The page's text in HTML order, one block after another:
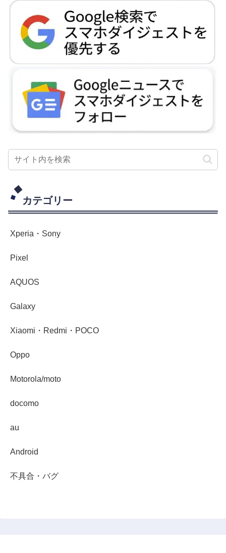
カテゴリー
Xperia・Sony
Pixel
AQUOS
Galaxy
Xiaomi・Redmi・POCO
Oppo
Motorola/moto
docomo
au
Android
不具合・バグ